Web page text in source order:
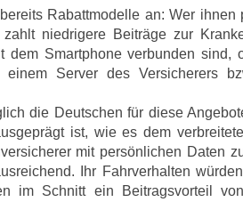
Rabattmodelle an: Wer
niedrigere Beiträge zur
Smartphone verbunden sind,
Server des Versicherers
die Deutschen für diese
ist, wie es dem
mit persönlichen Daten
Ihr Fahrverhalten
im Schnitt ein Beitragsvorteil